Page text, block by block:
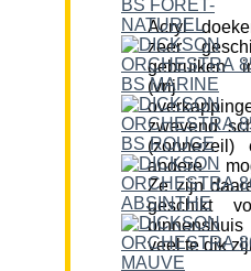
Acryl
zeer
gebruiken
(vrij
zwevend
andere
Ze zijn
geschikt
veel te dik